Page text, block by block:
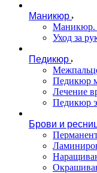
Маникюр
Маникюр.
Уход за
Педикюр
Педикюр
Лечение
Педикюр
Брови и